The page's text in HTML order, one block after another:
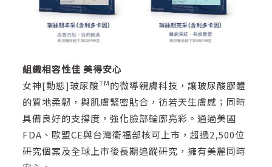
組織相容性佳美得安心
女神[動態]玻尿酸TM的微導親膚科技，讓玻尿酸膠體
的質地柔韌，與肌膚緊密貼合，彷若天生膚感；同時
具備良好的支撐度，強化臉部輪廓亮彩。通過美國
FDA、歐盟CE與台灣衛福部核可上市，超過2,500位
研究個案及全球上市後長期追蹤研究，擁有美麗同時